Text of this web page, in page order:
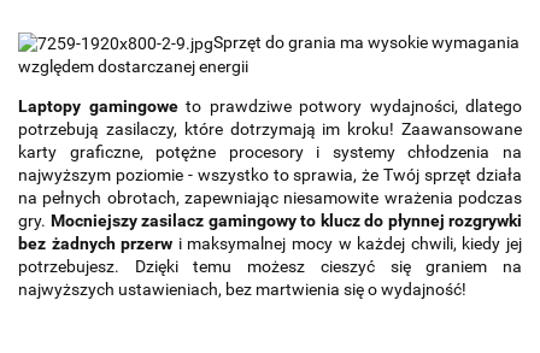
Sprzęt do grania ma wysokie wymagania
względem dostarczanej energii
Laptopy gamingoweto prawdziwe potwory wydajności, dlatego
potrzebują zasilaczy, które dotrzymają im kroku! Zaawansowane
karty graficzne, potężne procesory i systemy chłodzenia na
najwyższym poziomie - wszystko to sprawia, że Twój sprzęt działa
na pełnych obrotach, zapewniając niesamowite wrażenia podczas
gry. Mocniejszy zasilacz gamingowy to klucz do płynnej rozgrywki
bez żadnych przerw i maksymalnej mocy w każdej chwili, kiedy jej
potrzebujesz. Dzięki temu możesz cieszyć się graniem na
najwyższych ustawieniach, bez martwienia się o wydajność!